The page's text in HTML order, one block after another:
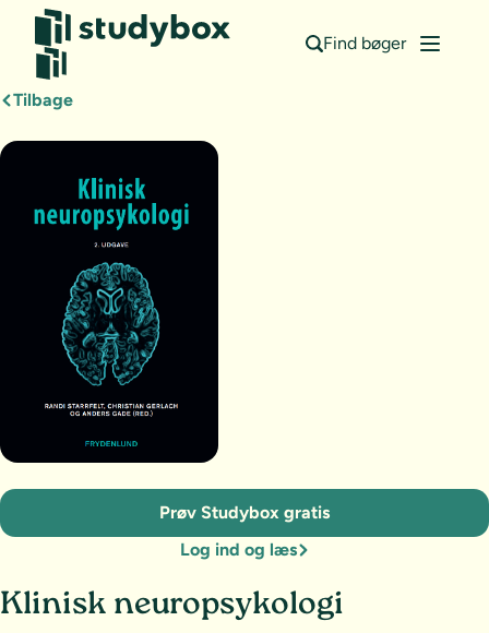
Find bøger
Tilbage
Klinisk neuropsykologi
Prøv Studybox gratis
Log ind og læs